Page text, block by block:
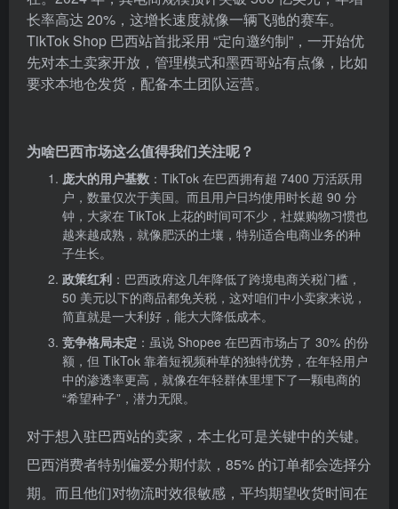
长率高达 20%，这增长速度就像一辆飞驰的赛车。
TikTok Shop 巴西站首批采用 “定向邀约制”，一开始优
先对本土卖家开放，管理模式和墨西哥站有点像，比如
要求本地仓发货，配备本土团队运营。
为啥巴西市场这么值得我们关注呢？
庞大的用户基数 ：TikTok 在巴西拥有超 7400 万活跃用
户，数量仅次于美国。而且用户日均使用时长超 90 分
钟，大家在 TikTok 上花的时间可不少，社媒购物习惯也
越来越成熟，就像肥沃的土壤，特别适合电商业务的种
子生长。
政策红利 ：巴西政府这几年降低了跨境电商关税门槛，
50 美元以下的商品都免关税，这对咱们中小卖家来说，
简直就是一大利好，能大大降低成本。
竞争格局未定 ：虽说 Shopee 在巴西市场占了 30% 的份
额，但 TikTok 靠着短视频种草的独特优势，在年轻用户
中的渗透率更高，就像在年轻群体里埋下了一颗电商的
“希望种子”，潜力无限。
对于想入驻巴西站的卖家，本土化可是关键中的关键。
巴西消费者特别偏爱分期付款，85% 的订单都会选择分
期。而且他们对物流时效很敏感，平均期望收货时间在